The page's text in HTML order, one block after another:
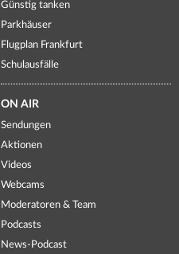
Günstig tanken
Parkhäuser
Flugplan Frankfurt
Schulausfälle
ON AIR
Sendungen
Aktionen
Videos
Webcams
Moderatoren & Team
Podcasts
News-Podcast